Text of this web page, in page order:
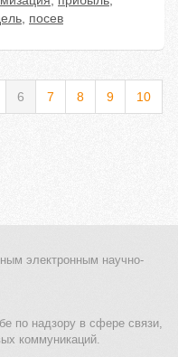
, посев
6 7 8 9 10
электронным научно-
по надзору в сфере связи,
коммуникаций.